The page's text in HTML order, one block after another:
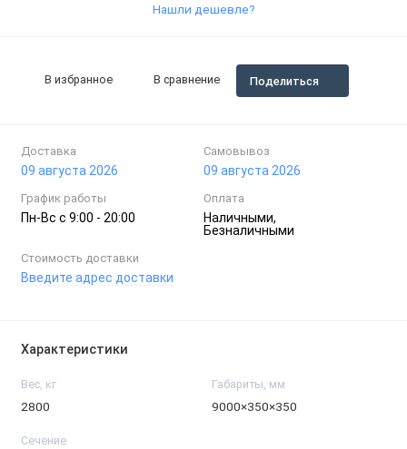
Нашли дешевле?
Доставка
09 августа 2026
Самовывоз
09 августа 2026
График работы
Пн-Вc с 9:00 - 20:00
Оплата
Наличными,
Безналичными
Стоимость доставки
Введите адрес доставки
В избранное В сравнение Поделиться
Характеристики
Вес, кг
2800
Габариты, мм
9000×350×350
Сечение